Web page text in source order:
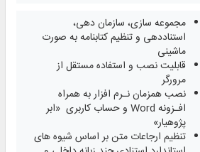
مجموعه ‌سازی، سازمان ‌دهی،
استناددهی و تنظیم کتابنامه به صورت
ماشینی
قابلیت نصب و استفاده مستقل از
مرورگر
نصب همزمان نـرم افزار به همراه
افـزونه Word و حساب کاربری «ابر
پژوهیار»
تنظیم ارجاعات متن بر اساس شیوه‌ های